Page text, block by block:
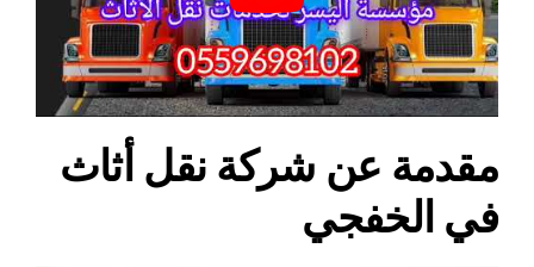
مقدمة عن شركة نقل أثاث
في الخفجي